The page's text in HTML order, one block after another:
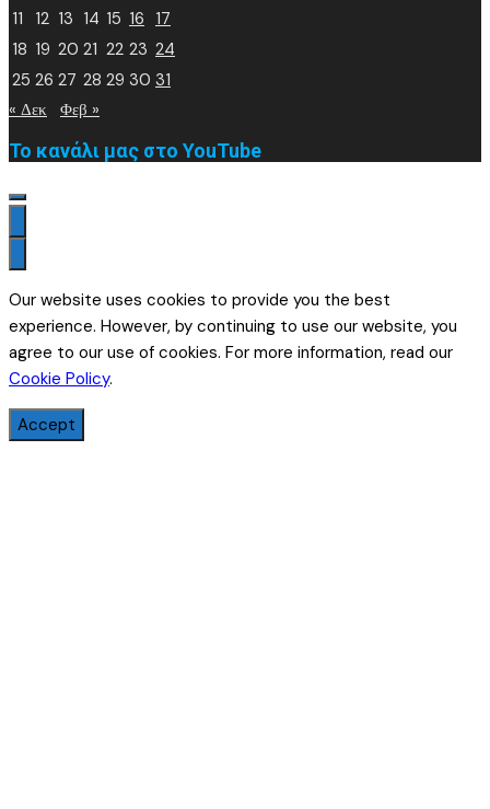
11
12 13 14 15 16 17
18 19 20 21 22 23 24
25 26 27 28 29 30 31
« Δεκ Φεβ »
Το κανάλι μας στο YouTube
Our website uses cookies to provide you the best
experience. However, by continuing to use our website, you
agree to our use of cookies. For more information, read our
Cookie Policy.
Accept